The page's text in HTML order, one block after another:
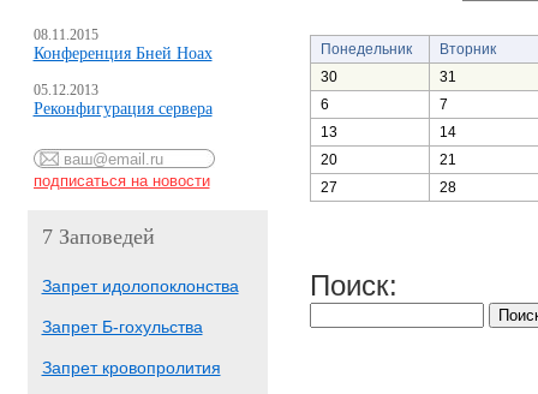
08.11.2015
Конференция Бней Ноах
05.12.2013
Реконфигурация сервера
7 Заповедей
Запрет идолопоклонства
Запрет Б-гохульства
Запрет кровопролития
Понедельник
Вторник
30
31
6
7
13
14
20
21
27
28
Поиск: